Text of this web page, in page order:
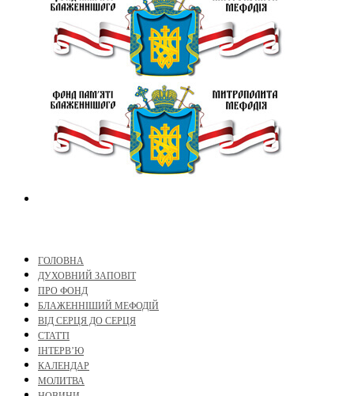
ГОЛОВНА
ДУХОВНИЙ ЗАПОВІТ
ПРО ФОНД
БЛАЖЕННІШИЙ МЕФОДІЙ
ВІД СЕРЦЯ ДО СЕРЦЯ
СТАТТІ
ІНТЕРВ’Ю
КАЛЕНДАР
МОЛИТВА